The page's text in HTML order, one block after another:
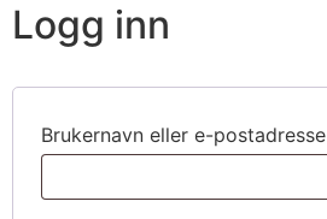
Logg inn
Brukernavn eller e-postadresse